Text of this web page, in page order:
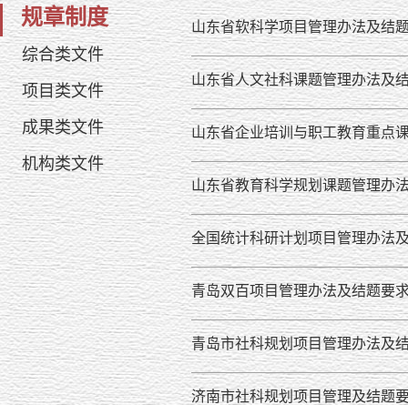
规章制度
综合类文件
项目类文件
成果类文件
机构类文件
山东省软科学项目管理办法及结
山东省人文社科课题管理办法及
山东省企业培训与职工教育重点
山东省教育科学规划课题管理办
全国统计科研计划项目管理办法
青岛双百项目管理办法及结题要
青岛市社科规划项目管理办法及
济南市社科规划项目管理及结题